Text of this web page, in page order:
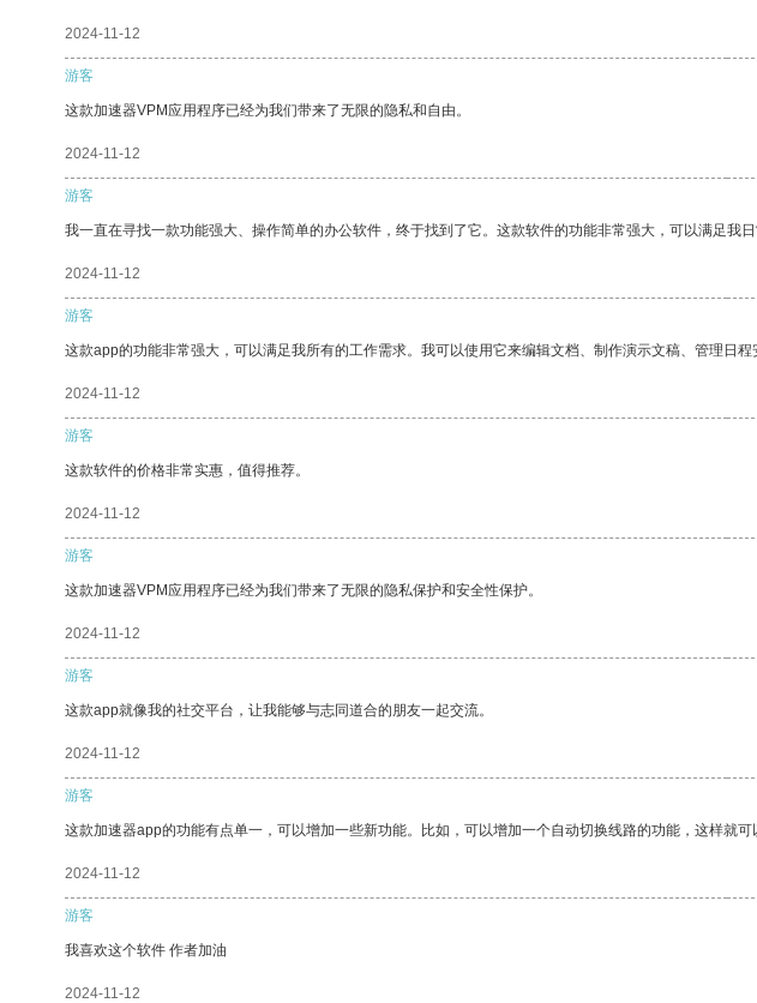
2024-11-12
游客
这款加速器VPM应用程序已经为我们带来了无限的隐私和自由。
2024-11-12
游客
我一直在寻找一款功能强大、操作简单的办公软件，终于找到了它。这款软件的功能非常强大，可以满足我
2024-11-12
游客
这款app的功能非常强大，可以满足我所有的工作需求。我可以使用它来编辑文档、制作演示文稿、管理日程
2024-11-12
游客
这款软件的价格非常实惠，值得推荐。
2024-11-12
游客
这款加速器VPM应用程序已经为我们带来了无限的隐私保护和安全性保护。
2024-11-12
游客
这款app就像我的社交平台，让我能够与志同道合的朋友一起交流。
2024-11-12
游客
这款加速器app的功能有点单一，可以增加一些新功能。比如，可以增加一个自动切换线路的功能，这样就
2024-11-12
游客
我喜欢这个软件 作者加油
2024-11-12